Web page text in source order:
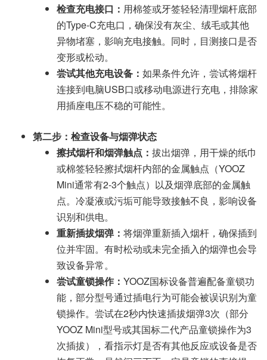
检查充电接口： 用棉签或牙签轻轻清理烟杆底部
的Type-C充电口，确保没有灰尘、绒毛或其他
异物堵塞，影响充电接触。同时，目测接口是否
变形或松动。
尝试其他充电设备： 如果条件允许，尝试将烟杆
连接到电脑USB口或移动电源进行充电，排除家
用插座电压不稳的可能性。
第二步：检查设备与烟弹状态
擦拭烟杆和烟弹触点： 拔出烟弹，用干燥的纸巾
或棉签轻轻擦拭烟杆内部的金属触点（YOOZ
Mini通常有2-3个触点）以及烟弹底部的金属触
点。冷凝液或污垢可能导致接触不良，影响设备
识别和供电。
重新插拔烟弹： 将烟弹重新插入烟杆，确保插到
位并牢固。有时松动或未完全插入的烟弹也会导
致设备异常。
尝试童锁操作： YOOZ国标设备普遍配备童锁功
能，部分型号通过插电行为可能会被误识别为童
锁操作。尝试在2秒内快速插拔烟弹3次（部分
YOOZ Mini型号或其国标二代产品童锁操作为3
次插拔），看指示灯是否有其他反应或设备是否